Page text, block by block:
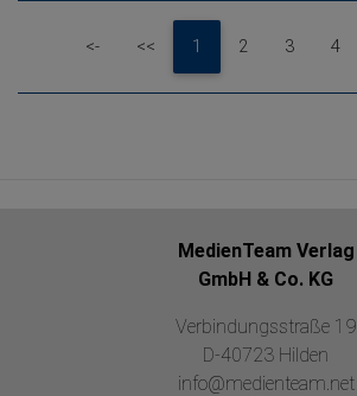
<-First <<Previous
1 2 3 4
MedienTeam Verlag
GmbH & Co. KG
Verbindungsstraße 19
D-40723 Hilden
info@medienteam.net